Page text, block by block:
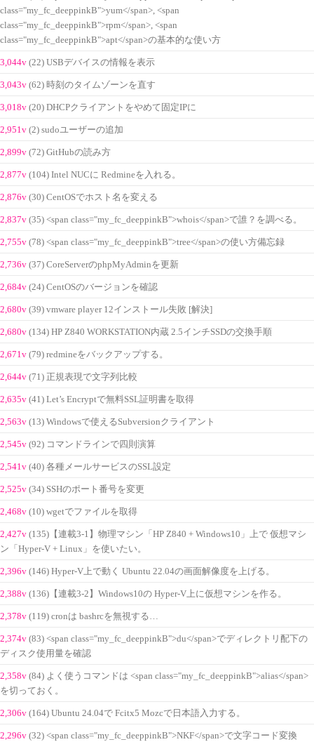
class="my_fc_deeppinkB">yum</span>, <span
class="my_fc_deeppinkB">rpm</span>, <span
class="my_fc_deeppinkB">apt</span>の基本的な使い方
3,044v (22) USBデバイスの情報を表示
3,043v (62) 時刻のタイムゾーンを直す
3,018v (20) DHCPクライアントをやめて固定IPに
2,951v (2) sudoユーザーの追加
2,899v (72) GitHubの読み方
2,877v (104) Intel NUCに Redmineを入れる。
2,876v (30) CentOSでホスト名を変える
2,837v (35) <span class="my_fc_deeppinkB">whois</span>で誰？を調べる。
2,755v (78) <span class="my_fc_deeppinkB">tree</span>の使い方備忘録
2,736v (37) CoreServerのphpMyAdminを更新
2,684v (24) CentOSのバージョンを確認
2,680v (39) vmware player 12インストール失敗 [解決]
2,680v (134) HP Z840 WORKSTATION内蔵 2.5インチSSDの交換手順
2,671v (79) redmineをバックアップする。
2,644v (71) 正規表現で文字列比較
2,635v (41) Let’s Encryptで無料SSL証明書を取得
2,563v (13) Windowsで使えるSubversionクライアント
2,545v (92) コマンドラインで四則演算
2,541v (40) 各種メールサービスのSSL設定
2,525v (34) SSHのポート番号を変更
2,468v (10) wgetでファイルを取得
2,427v (135)【連載3-1】物理マシン「HP Z840 + Windows10」上で 仮想マシ
ン「Hyper-V + Linux」を使いたい。
2,396v (146) Hyper-V上で動く Ubuntu 22.04の画面解像度を上げる。
2,388v (136)【連載3-2】Windows10の Hyper-V上に仮想マシンを作る。
2,378v (119) cronは bashrcを無視する…
2,374v (83) <span class="my_fc_deeppinkB">du</span>でディレクトリ配下の
ディスク使用量を確認
2,358v (84) よく使うコマンドは <span class="my_fc_deeppinkB">alias</span>
を切っておく。
2,306v (164) Ubuntu 24.04で Fcitx5 Mozcで日本語入力する。
2,296v (32) <span class="my_fc_deeppinkB">NKF</span>で文字コード変換